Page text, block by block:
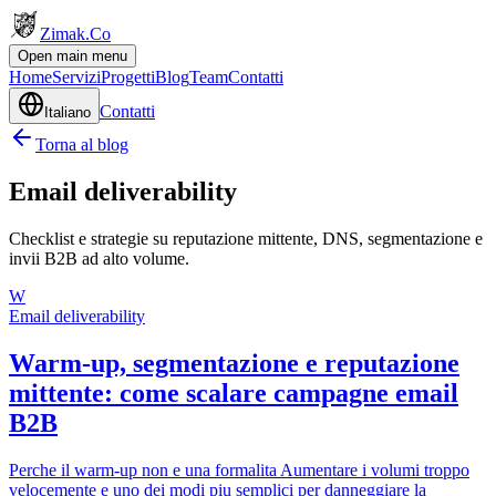
Zimak.Co
Open main menu
HomeServiziProgettiBlogTeamContatti
Italiano Contatti
Torna al blog
Email deliverability
Checklist e strategie su reputazione mittente, DNS, segmentazione e
invii B2B ad alto volume.
W
Email deliverability
Warm-up, segmentazione e reputazione
mittente: come scalare campagne email
B2B
Perche il warm-up non e una formalita Aumentare i volumi troppo
velocemente e uno dei modi piu semplici per danneggiare la